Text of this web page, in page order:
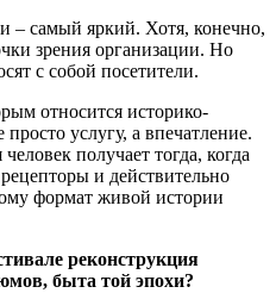
‒ самый яркий. Хотя, конечно,
зрения организации. Но
с собой посетители.
относится историко-
услугу, а впечатление.
получает тогда, когда
и действительно
формат живой истории
реконструкция
быта той эпохи?